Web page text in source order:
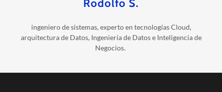
Rodolfo S.
ingeniero de sistemas, experto en tecnologías Cloud,
arquitectura de Datos, Ingeniería de Datos e Inteligencia de
Negocios.